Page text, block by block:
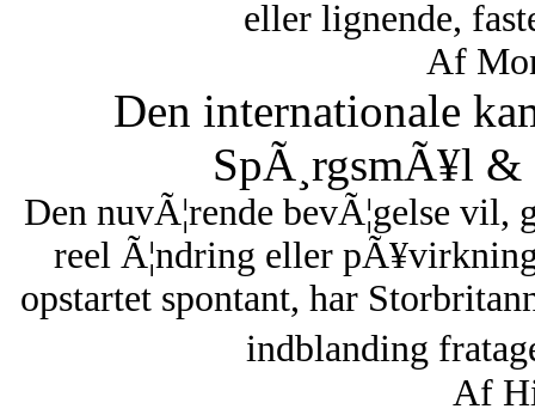
eller lignende,
Af
Den internationale
SpÃ¸rgsmÃ¥l
Den nuvÃ¦rende bevÃ¦gelse vil,
reel Ã¦ndring eller
opstartet spontant, har
indblanding
Af